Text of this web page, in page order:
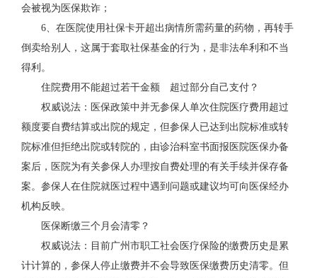
会被视为医保欺诈；
6、在医院使用社保卡开超出病情所需药量的药物，再转手
倒卖给别人，这属于套取社保基金的行为，是非法牟利和不当
得利。
住院费用不能超过若干金额 超过部分自己支付？
权威说法：医保政策中并无参保人单次住院医疗费用超过
额度要自费结算或出院的规定，但参保人已达到出院标准或转
院标准但拒绝出院或转院的，由诊治科室书面报医院医保办备
案后，医院为有关参保人办理按自费处理的有关手续并保存备
案。参保人在住院就医过程中遇到问题或建议均可向医保经办
机构反映。
医保断缴三个月会清零？
权威说法：目前广州市职工社会医疗保险的缴费历史是累
计计算的，参保人停止缴费并不会导致医保缴费历史清零。但